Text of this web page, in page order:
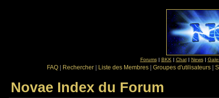
Forums| BKK | Chat| News|
FAQ Rechercher Liste des Membres Groupes d'utilisateurs
Novae Index du Forum